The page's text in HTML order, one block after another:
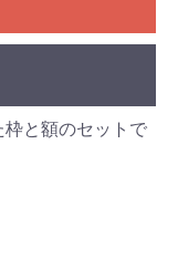
と額のセットで